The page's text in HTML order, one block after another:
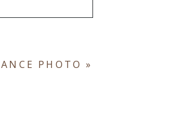
PHOTO »